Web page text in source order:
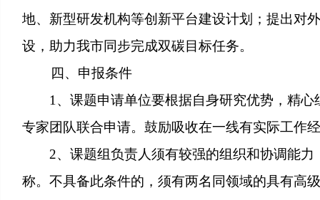
地、新型研发机构等创新平台建设计划；提出对
设，助力我市同步完成双碳目标任务。
四、申报条件
1、课题申请单位要根据自身研究优势，精心
专家团队联合申请。鼓励吸收在一线有实际工作
2、课题组负责人须有较强的组织和协调能力
称。不具备此条件的，须有两名同领域的具有高